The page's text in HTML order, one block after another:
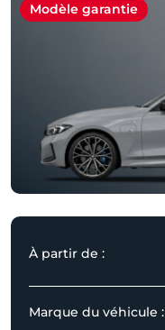
Modèle garantie
À partir de :
Marque du véhicule :